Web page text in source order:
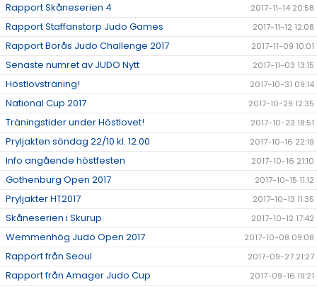
Rapport Skåneserien 4 2017-11-14 20:58
Rapport Staffanstorp Judo Games 2017-11-12 12:08
Rapport Borås Judo Challenge 2017 2017-11-09 10:01
Senaste numret av JUDO Nytt 2017-11-03 13:15
Höstlovsträning! 2017-10-31 09:14
National Cup 2017 2017-10-29 12:35
Träningstider under Höstlovet! 2017-10-23 18:51
Pryljakten söndag 22/10 kl. 12.00 2017-10-16 22:19
Info angående höstfesten 2017-10-16 21:10
Gothenburg Open 2017 2017-10-15 11:12
Pryljakter HT2017 2017-10-13 11:35
Skåneserien i Skurup 2017-10-12 17:42
Wemmenhög Judo Open 2017 2017-10-08 09:08
Rapport från Seoul 2017-09-27 21:27
Rapport från Amager Judo Cup 2017-09-16 19:21